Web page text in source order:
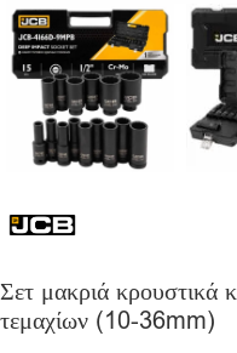
Σετ μακριά
τεμαχίων (10-36mm)